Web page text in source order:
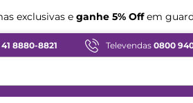
Compre em ate 12x sem
41 8880-8821 Televendas 0800